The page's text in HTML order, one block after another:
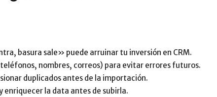
basura sale» puede arruinar tu inversión en CRM.
nombres, correos) para evitar errores futuros.
duplicados antes de la importación.
enriquecer la data antes de subirla.